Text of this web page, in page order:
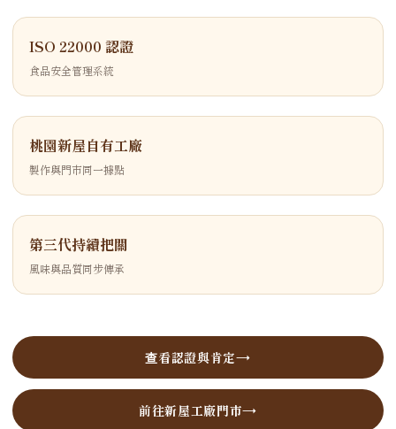
ISO 22000 認證
食品安全管理系統
桃園新屋自有工廠
製作與門市同一據點
第三代持續把關
風味與品質同步傳承
查看認證與肯定
前往新屋工廠門市